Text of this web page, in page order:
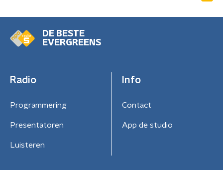
DE BESTE
EVERGREENS
Radio
Programmering
Presentatoren
Luisteren
Info
Contact
App de studio